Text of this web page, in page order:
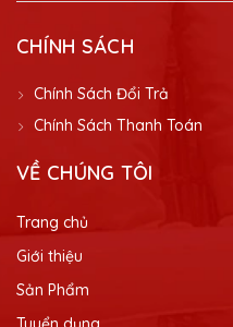
CHÍNH SÁCH
Chính Sách Đổi Trả
Chính Sách Thanh Toán
VỀ CHÚNG TÔI
Trang chủ
Giới thiệu
Sản Phẩm